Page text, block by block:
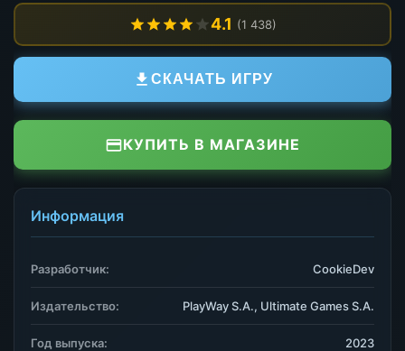
4.1 (1 438)
СКАЧАТЬ ИГРУ
КУПИТЬ В МАГАЗИНЕ
Информация
Разработчик: CookieDev
Издательство: PlayWay S.A., Ultimate Games S.A.
Год выпуска: 2023